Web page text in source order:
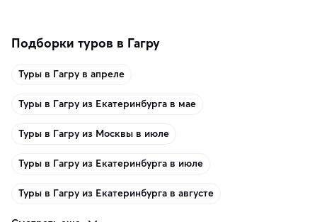
Подборки туров в Гагру
Туры в Гагру в апреле
Туры в Гагру из Екатеринбурга в мае
Туры в Гагру из Москвы в июле
Туры в Гагру из Екатеринбурга в июле
Туры в Гагру из Екатеринбурга в августе